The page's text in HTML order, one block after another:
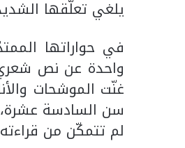
يلغي تعلّقها
في حواراتها
واحدة عن نص شعري
غنّت الموشحات
سن السادسة عشرة،
لم تتمكّن من قراءته